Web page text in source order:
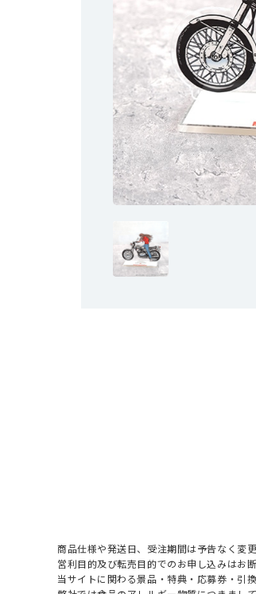
商品仕様や発送日、受注期間は予告なく変
営利目的及び転売目的でのお申し込みはお
当サイトに関わる景品・特典・応募券・引